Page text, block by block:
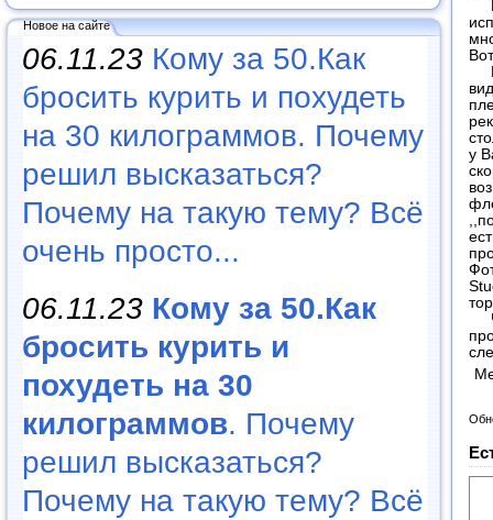
Новое на сайте
06.11.23 Кому за 50.Как
бросить курить и похудеть
на 30 килограммов. Почему
решил высказаться?
Почему на такую тему? Всё
очень просто...
06.11.23 Кому за 50.Как
бросить курить и
похудеть на 30
килограммов. Почему
решил высказаться?
Почему на такую тему? Всё
у